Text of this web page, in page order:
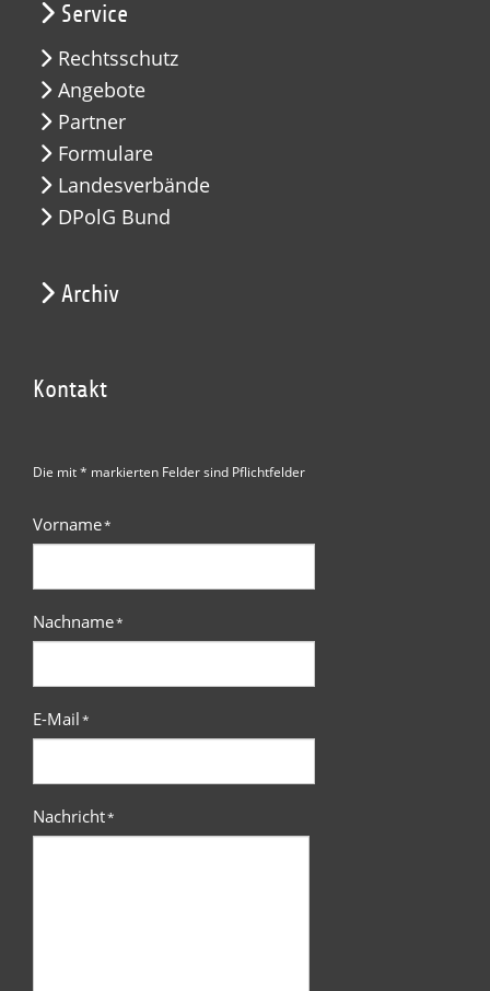
Service
Rechtsschutz
Angebote
Partner
Formulare
Landesverbände
DPolG Bund
Archiv
Kontakt
Die mit * markierten Felder sind Pflichtfelder
Vorname*
Nachname*
E-Mail*
Nachricht*